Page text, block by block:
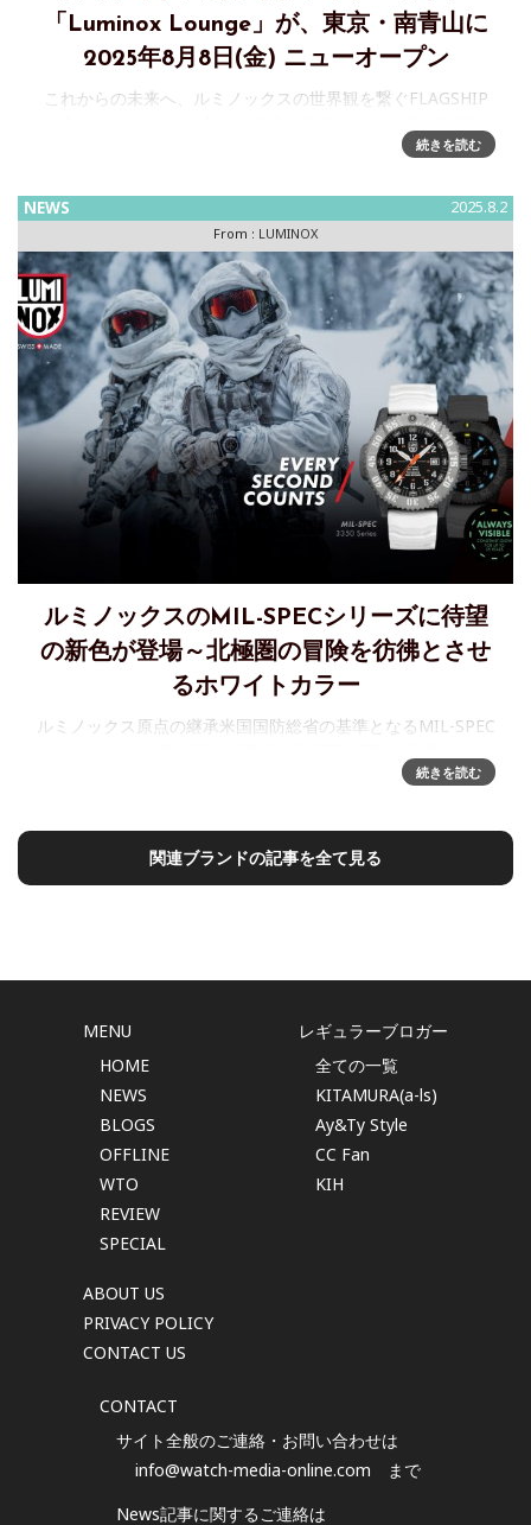
「Luminox Lounge」が、東京・南青山に
2025年8月8日(金) ニューオープン
これからの未来へ、ルミノックスの世界観を繋ぐFLAGSHIP
（金）NEW OPENウォッチブランド「Luminox（ルミノック
続きを読む
NEWS 2025.8.2
From : LUMINOX
ルミノックスのMIL-SPECシリーズに待望
の新色が登場～北極圏の冒険を彷彿とさせ
るホワイトカラー
ルミノックス原点の継承米国国防総省の基準となるMIL-SPEC
るホワイトカラー世界最強と名高い米海軍特殊部隊「Navy
ウォッチ
続きを読む
関連ブランドの記事を全て見る
MENU
HOME
NEWS
BLOGS
OFFLINE
WTO
REVIEW
SPECIAL
ABOUT US
PRIVACY POLICY
CONTACT US
レギュラーブロガー
全ての一覧
KITAMURA(a-ls)
Ay&Ty Style
CC Fan
KIH
CONTACT
サイト全般のご連絡・お問い合わせは
info@watch-media-online.com まで
News記事に関するご連絡は